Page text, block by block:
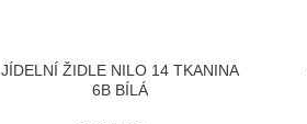
JÍDELNÍ ŽIDLE NILO 14 TKANINA
6B BÍLÁ